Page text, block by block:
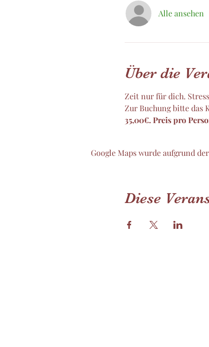
Alle ansehen
Über die
Zeit nur für dich.
Zur Buchung bitte das
35,00€. Preis pro
Google Maps wurde aufgrund
Diese